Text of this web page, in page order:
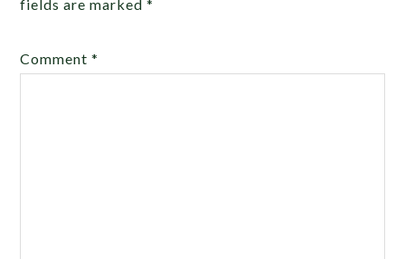
fields are marked*
Comment*